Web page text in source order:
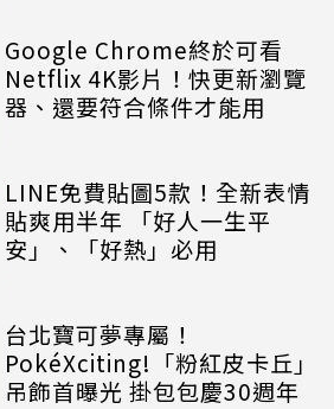
Google Chrome終於可看
Netflix 4K影片！快更新瀏覽
器、還要符合條件才能用
LINE免費貼圖5款！全新表情
貼爽用半年 「好人一生平
安」、「好熱」必用
台北寶可夢專屬！
PokéXciting!「粉紅皮卡丘」
吊飾首曝光 掛包包慶30週年